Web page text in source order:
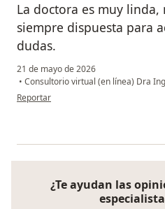
La doctora es muy linda,
siempre dispuesta para
dudas.
21 de mayo de 2026
• Consultorio virtual (en línea) Dra
en opinión del usuario Kriss Zamora
Reportar
¿Te ayudan las